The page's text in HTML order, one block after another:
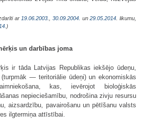
ar 19.06.2003. ,30.09.2004. un29.05.2014 . likumu,
)
un darbības joma
ir tāda Latvijas Republikas iekšējo ūdeņu,
— teritoriālie ūdeņi) un ekonomiskās
kas, ievērojot bioloģiskās
nepieciešamību, nodrošina zivju resursu
aizsardzību, pavairošanu un pētīšanu valsts
ilgtermiņa attīstībai.